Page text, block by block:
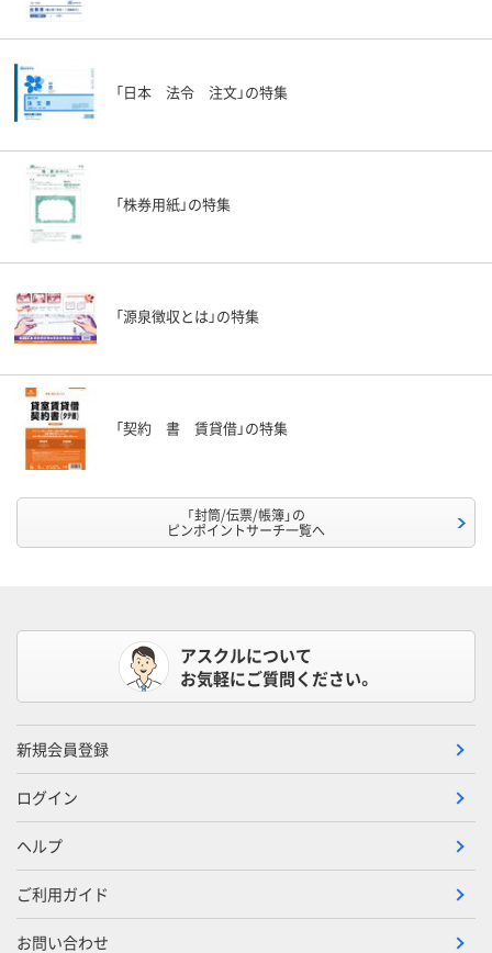
「日本 法令 注文」の特集
「株券用紙」の特集
「源泉徴収とは」の特集
「契約 書 賃貸借」の特集
「封筒/伝票/帳簿」の
ピンポイントサーチ一覧へ
アスクルについて
お気軽にご質問ください。
新規会員登録
ログイン
ヘルプ
ご利用ガイド
お問い合わせ